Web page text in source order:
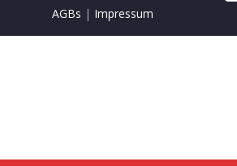
AGBs | Impressum